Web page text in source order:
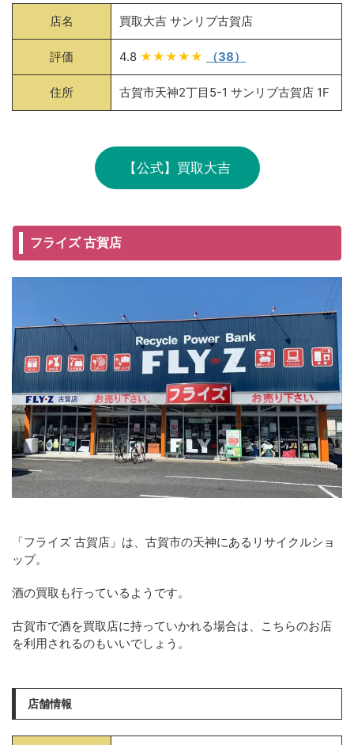
店名 買取大吉 サンリブ古賀店
評価 4.8 ★★★★★ （38）
住所 古賀市天神2丁目5-1 サンリブ古賀店 1F
【公式】買取大吉
フライズ 古賀店
「フライズ 古賀店」は、古賀市の天神にあるリサイクルショ
ップ。
酒の買取も行っているようです。
古賀市で酒を買取店に持っていかれる場合は、こちらのお店
を利用されるのもいいでしょう。
店舗情報